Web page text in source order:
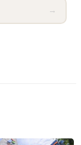
→